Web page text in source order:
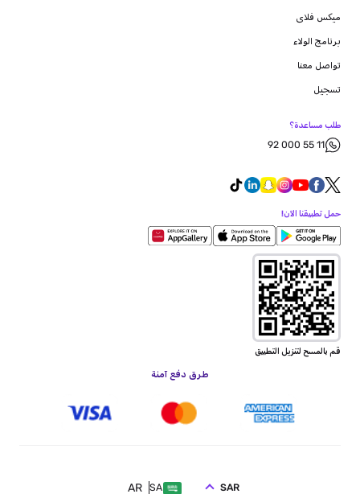
ميكس فلاى
برنامج الولاء
تواصل معنا
تسجيل
طلب مساعدة؟
92 000 55 11
حمل تطبيقنا الآن!
قم بالمسح لتنزيل التطبيق
طرق دفع آمنة
SA
AR SAR